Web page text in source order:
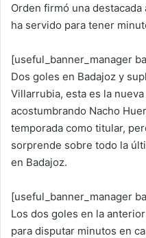
Orden firmó una
ha servido para tener
[useful_banner_manager
Dos goles en Badajoz y
Villarrubia, esta es la
acostumbrando Nacho
temporada como titular,
sorprende sobre todo la
en Badajoz.
[useful_banner_manager
Los dos goles en la
para disputar minutos en